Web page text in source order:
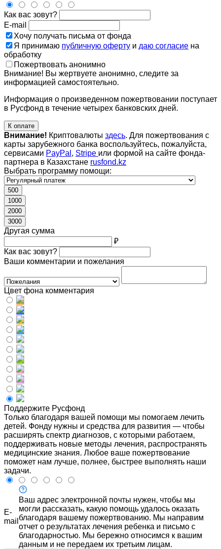
Как вас зовут?
E-mail
Хочу получать письма от фонда
Я принимаю публичную оферту и даю согласие на
обработку
Пожертвовать анонимно
Внимание! Вы жертвуете анонимно, следите за
информацией самостоятельно.
Информация о произведенном пожертвовании поступает
в Русфонд в течение четырех банковских дней.
К оплате
Внимание! Криптовалюты здесь. Для пожертвования с
карты зарубежного банка воспользуйтесь, пожалуйста,
сервисами PayPal , Stripe или формой на сайте фонда-
партнера в Казахстане rusfond.kz
Выбрать программу помощи:
500
1000
2000
3000
Другая сумма
₽
Как вас зовут?
Ваши комментарии и пожелания
Цвет фона комментария
Поддержите Русфонд
Только благодаря вашей помощи мы помогаем лечить
детей. Фонду нужны и средства для развития — чтобы
расширять спектр диагнозов, с которыми работаем,
поддерживать новые методы лечения, распространять
медицинские знания. Любое ваше пожертвование
поможет нам лучше, полнее, быстрее выполнять наши
задачи.
E-
mail
Ваш адрес электронной почты нужен, чтобы мы
могли рассказать, какую помощь удалось оказать
благодаря вашему пожертвованию. Мы направим
отчет о результатах лечения ребенка и письмо с
благодарностью. Мы бережно относимся к вашим
данным и не передаем их третьим лицам.